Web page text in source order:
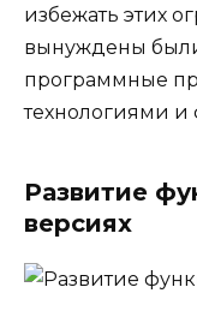
избежать этих
вынуждены
программные
технологиями
Развитие
версиях